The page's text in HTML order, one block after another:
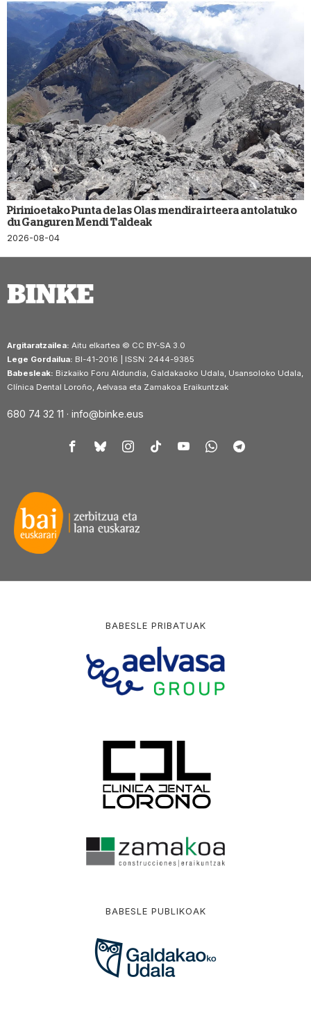
Pirinioetako Punta de las Olas mendira irteera antolatuko
du Ganguren Mendi Taldeak
2026-08-04
Argitaratzailea: Aitu elkartea © CC BY-SA 3.0
Lege Gordailua: BI-41-2016 | ISSN: 2444-9385
Babesleak: Bizkaiko Foru Aldundia, Galdakaoko Udala, Usansoloko Udala,
Clínica Dental Loroño, Aelvasa eta Zamakoa Eraikuntzak
680 74 32 11 · info@binke.eus
BABESLE PRIBATUAK
BABESLE PUBLIKOAK